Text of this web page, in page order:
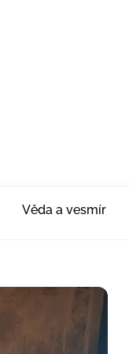
Věda a vesmír